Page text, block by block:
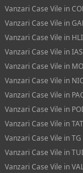
Vanzari Case Vile in
Vanzari Case Vile in
Vanzari Case Vile in
Vanzari Case Vile in
Vanzari Case Vile in
Vanzari Case Vile in
Vanzari Case Vile in
Vanzari Case Vile in
Vanzari Case Vile in
Vanzari Case Vile in TG
Vanzari Case Vile in
Vanzari Case Vile in